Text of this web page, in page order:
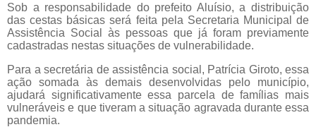
Sob a responsabilidade do prefeito Aluísio, a distribuição
das cestas básicas será feita pela Secretaria Municipal de
Assistência Social às pessoas que já foram previamente
cadastradas nestas situações de vulnerabilidade.
Para a secretária de assistência social, Patrícia Giroto, essa
ação somada às demais desenvolvidas pelo município,
ajudará significativamente essa parcela de famílias mais
vulneráveis e que tiveram a situação agravada durante essa
pandemia.